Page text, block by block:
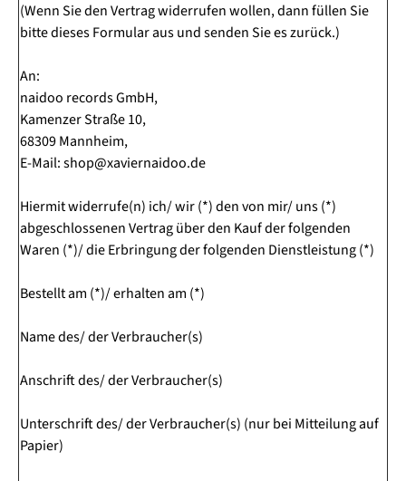
(Wenn Sie den Vertrag widerrufen wollen, dann füllen Sie
bitte dieses Formular aus und senden Sie es zurück.)
An:
naidoo records GmbH,
Kamenzer Straße 10,
68309 Mannheim,
E-Mail: shop@xaviernaidoo.de
Hiermit widerrufe(n) ich/ wir (*) den von mir/ uns (*)
abgeschlossenen Vertrag über den Kauf der folgenden
Waren (*)/ die Erbringung der folgenden Dienstleistung (*)
Bestellt am (*)/ erhalten am (*)
Name des/ der Verbraucher(s)
Anschrift des/ der Verbraucher(s)
Unterschrift des/ der Verbraucher(s) (nur bei Mitteilung auf
Papier)